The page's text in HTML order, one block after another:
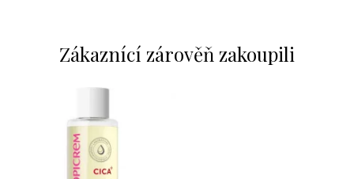
Zákaznící zárověň zakoupili